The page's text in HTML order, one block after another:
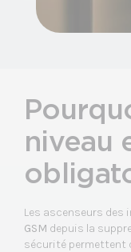
niveau
Les ascenseurs des
GSM depuis la
sécurité permettent